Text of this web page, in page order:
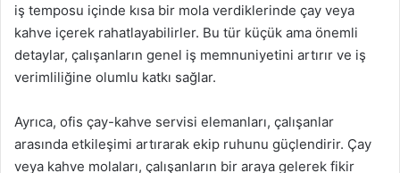
iş temposu içinde kısa bir mola verdiklerinde çay veya
kahve içerek rahatlayabilirler. Bu tür küçük ama önemli
detaylar, çalışanların genel iş memnuniyetini artırır ve iş
verimliliğine olumlu katkı sağlar.
Ayrıca, ofis çay-kahve servisi elemanları, çalışanlar
arasında etkileşimi artırarak ekip ruhunu güçlendirir. Çay
veya kahve molaları, çalışanların bir araya gelerek fikir